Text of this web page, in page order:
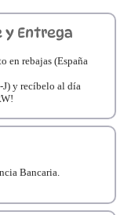
y Entrega
en rebajas (España
J) y recíbelo al día
Bancaria.